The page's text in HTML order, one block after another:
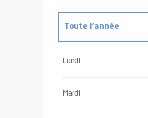
Toute l'année
Lundi
Mardi